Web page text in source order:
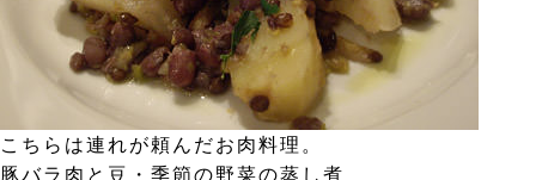
こちらは連れが頼んだお肉料理。
豚バラ肉と豆・季節の野菜の蒸し煮